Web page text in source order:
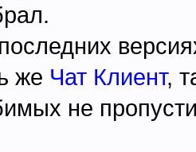
же Чат Клиент,
не